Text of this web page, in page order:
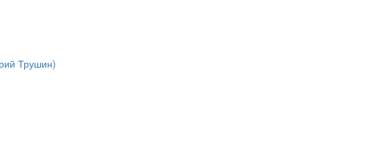
Трушин)